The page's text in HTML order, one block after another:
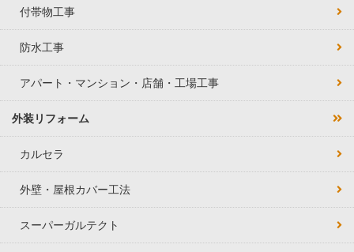
外装リフォーム
カルセラ
外壁・屋根カバー工法
スーパーガルテクト
付帯物工事
防水工事
アパート・マンション・店舗・工場工事